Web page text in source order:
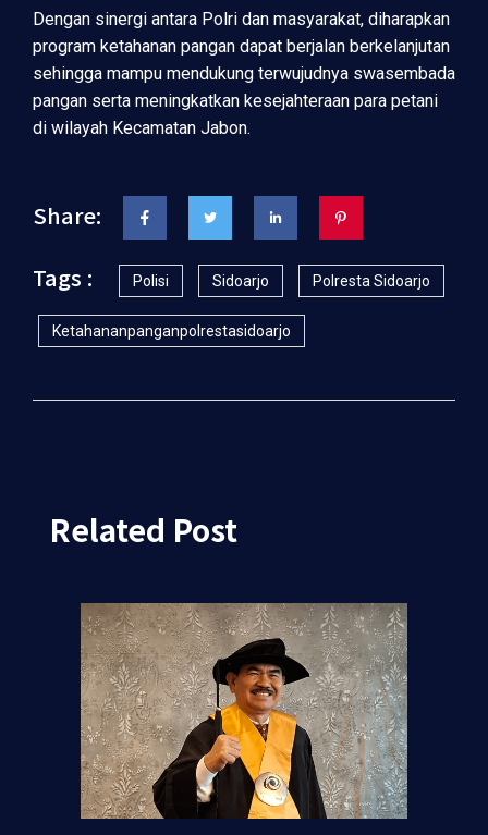
Dengan sinergi antara Polri dan masyarakat, diharapkan
program ketahanan pangan dapat berjalan berkelanjutan
sehingga mampu mendukung terwujudnya swasembada
pangan serta meningkatkan kesejahteraan para petani
di wilayah Kecamatan Jabon.
Share:
Tags :
Polisi Sidoarjo Polresta Sidoarjo
Ketahananpanganpolrestasidoarjo
Related Post